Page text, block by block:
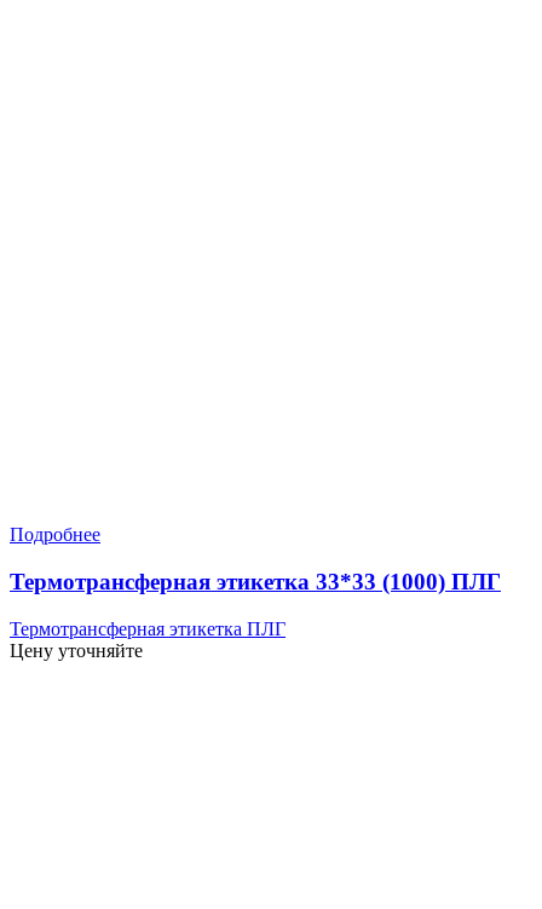
Подробнее
Термотрансферная этикетка 33*33 (1000) ПЛГ
Термотрансферная этикетка ПЛГ
Цену уточняйте